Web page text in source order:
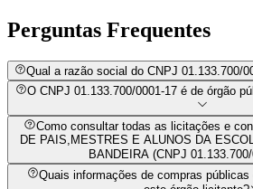
Perguntas Frequentes
Qual a razão social do CNPJ 01.133.700/
O CNPJ 01.133.700/0001-17 é de órgão
Como consultar todas as licitações e
DE PAIS,MESTRES E ALUNOS DA
BANDEIRA (CNPJ
Quais informações de compras